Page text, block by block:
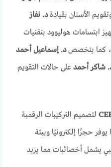
الأسنان بقيادةد. نفاز
ابتسامات هوليوود بتقنيات
، كما يتخصصد. إسماعيل أحمد
شاكر أحمد على حالات التقويم
لتصميم التركيبات الرقمية
حجزًا إلكترونيًا وبيئة
يشمل أخصائيات مما يزيد